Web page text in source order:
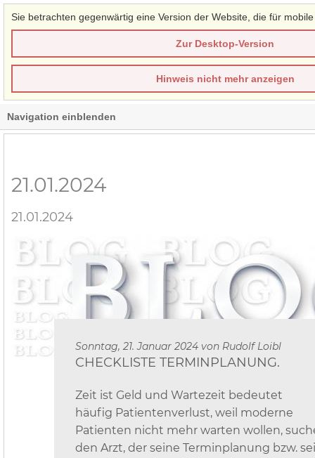
Sie betrachten gegenwärtig eine Version der Website, die für
Zur Desktop-Version
Hinweis nicht mehr anzeigen
Navigation einblenden
21.01.2024
21.01.2024
Sonntag, 21. Januar 2024 von Rudolf Loibl
CHECKLISTE TERMINPLANUNG.
Zeit ist Geld und Wartezeit bedeutet
häufig Patientenverlust, weil moderne
Patienten nicht mehr warten wollen,
den Arzt, der seine Terminplanung bzw.